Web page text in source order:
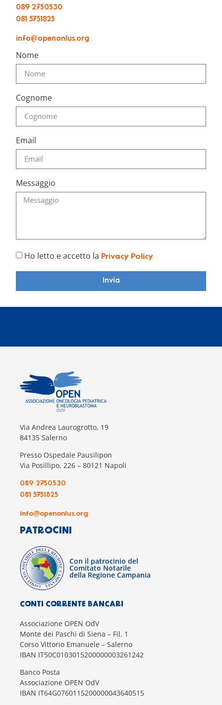
089 2750530
081 5751825
info@openonlus.org
Nome
Cognome
Email
Messaggio
Ho letto e accetto la Privacy Policy
Invia
Via Andrea Laurogrotto, 19
84135 Salerno
Presso Ospedale Pausilipon
Via Posillipo, 226 – 80121 Napoli
089 2750530
081 5751825
info@openonlus.org
PATROCINI
Con il patrocinio del
Comitato Notarile
della Regione Campania
CONTI CORRENTE BANCARI
Associazione OPEN OdV
Monte dei Paschi di Siena – Fil. 1
Corso Vittorio Emanuele – Salerno
IBAN IT50C0103015200000003261242
Banco Posta
Associazione OPEN OdV
IBAN IT64G0760115200000043640515